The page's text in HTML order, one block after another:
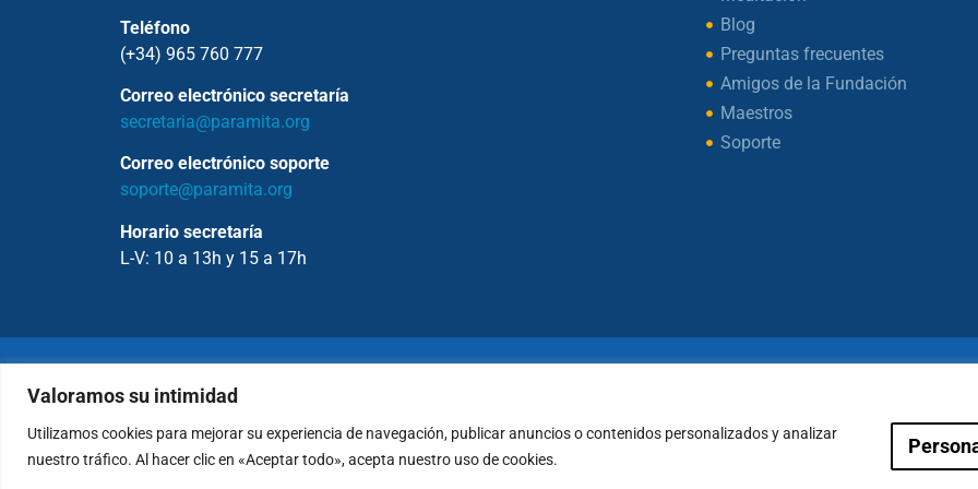
Valoramos su intimidad
Utilizamos cookies para mejorar su experiencia de navegación, publicar anuncios o contenidos personalizados y analizar
nuestro tráfico. Al hacer clic en «Aceptar todo», acepta nuestro uso de cookies.
Teléfono
(+34) 965 760 777
Correo electrónico secretaría
secretaria@paramita.org
Correo electrónico soporte
soporte@paramita.org
Horario secretaría
L-V: 10 a 13h y 15 a 17h
Blog
Preguntas frecuentes
Amigos de la Fundación
Maestros
Soporte
Política de Privacidad Condiciones de Pagos Política de Cookies